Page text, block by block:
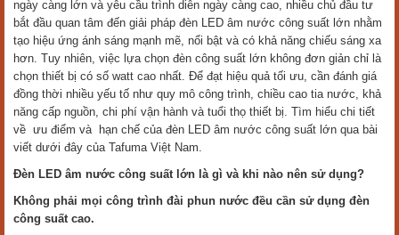
ngày càng lớn và yêu cầu trình diễn ngày càng cao, nhiều chủ đầu tư
bắt đầu quan tâm đến giải pháp đèn LED âm nước công suất lớn nhằm
tạo hiệu ứng ánh sáng mạnh mẽ, nổi bật và có khả năng chiếu sáng xa
hơn. Tuy nhiên, việc lựa chọn đèn công suất lớn không đơn giản chỉ là
chọn thiết bị có số watt cao nhất. Để đạt hiệu quả tối ưu, cần đánh giá
đồng thời nhiều yếu tố như quy mô công trình, chiều cao tia nước, khả
năng cấp nguồn, chi phí vận hành và tuổi thọ thiết bị. Tìm hiểu chi tiết
về ưu điểm và hạn chế của đèn LED âm nước công suất lớn qua bài
viết dưới đây của Tafuma Việt Nam.
Đèn LED âm nước công suất lớn là gì và khi nào nên sử dụng?
Không phải mọi công trình đài phun nước đều cần sử dụng đèn
công suất cao.